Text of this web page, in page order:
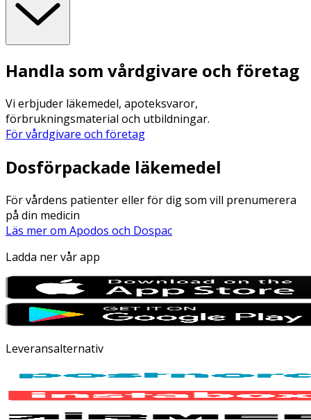
Handla som vårdgivare och företag
Vi erbjuder läkemedel, apoteksvaror,
förbrukningsmaterial och utbildningar.
För vårdgivare och företag
Dosförpackade läkemedel
För vårdens patienter eller för dig som vill prenumerera
på din medicin
Läs mer om Apodos och Dospac
Ladda ner vår app
Leveransalternativ